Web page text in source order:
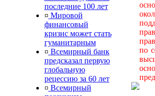
последние 100 лет
¤ Мировой
финансовый
кризис может стать
гуманитарным
¤ Всемирный банк
предсказал первую
глобальную
рецессию за 60 лет
¤ Всемирный
по